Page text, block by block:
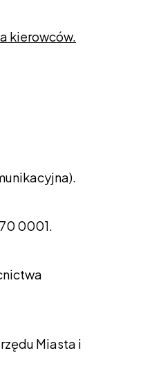
kierowców.
0001.
Miasta i